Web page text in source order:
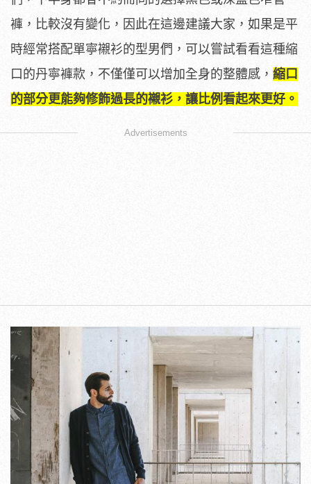
褲，比較沒有變化，因此在這邊建議大家，如果是平
時經常搭配單寧襯衫的型男們，可以嘗試看看這種縮
口的丹寧褲款，不僅僅可以增加全身的整體感， 縮口
的部分更能夠修飾過長的襯衫，讓比例看起來更好。
Advertisements